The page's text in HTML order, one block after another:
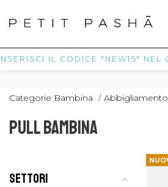
IL CODICE "NEW15" NEL
Categorie Bambina /
PULL BAMBINA
SETTORI